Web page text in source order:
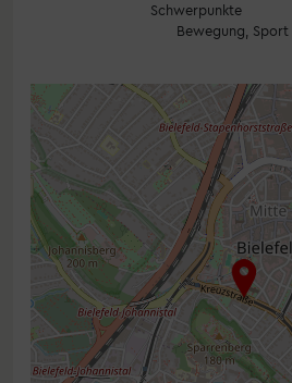
Schwerpunkte
Bewegung,